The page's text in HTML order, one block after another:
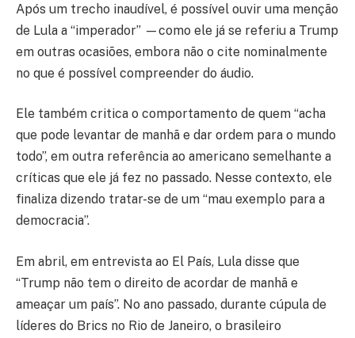
Após um trecho inaudível, é possível ouvir uma menção
de Lula a “imperador” —como ele já se referiu a Trump
em outras ocasiões, embora não o cite nominalmente
no que é possível compreender do áudio.
Ele também critica o comportamento de quem “acha
que pode levantar de manhã e dar ordem para o mundo
todo”, em outra referência ao americano semelhante a
críticas que ele já fez no passado. Nesse contexto, ele
finaliza dizendo tratar-se de um “mau exemplo para a
democracia”.
Em abril, em entrevista ao El País, Lula disse que
“Trump não tem o direito de acordar de manhã e
ameaçar um país”. No ano passado, durante cúpula de
líderes do Brics no Rio de Janeiro, o brasileiro